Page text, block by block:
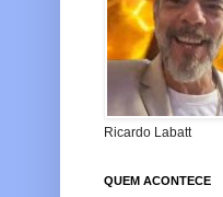
Ricardo Labatt
QUEM ACONTECE